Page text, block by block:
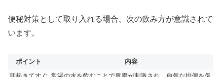
便秘対策として取り入れる場合、次の飲み方が意識されて
います。
ポイント
内容
朝起きてすぐ 常温の水を飲むことで胃腸が刺激され、自然な排便を促